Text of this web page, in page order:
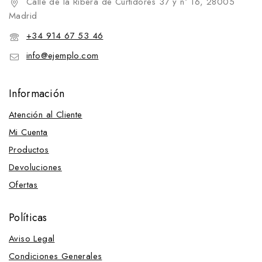
Cascabeles y campanas
Cascos de equitación
Complementos de vestir
Complementos de vestir
Mantillas y sudaderos
Sudaderos y mantillas de doma
Sudaderos y mantillas de salto
Mosqueros cubreorejas
Cavalliera-Masterpieces
Competición
Cazadoras y chalecos
Madrid
+34 914 67 53 46
info@ejemplo.com
Información
Atención al Cliente
Mi Cuenta
Productos
Devoluciones
Ofertas
Políticas
Aviso Legal
Condiciones Generales